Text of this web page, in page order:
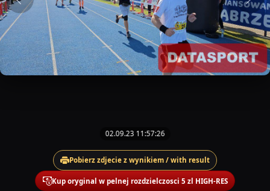
02.09.23 11:57:26
Pobierz zdjecie z wynikiem / with result
Kup oryginal w pelnej rozdzielczosci 5 zl HIGH-RES